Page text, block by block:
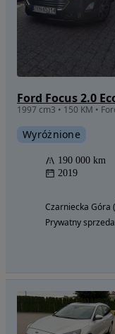
Ford Focus 2.0
Wyróżnione
190 000 km
2019
Czarniecka Góra
Prywatny